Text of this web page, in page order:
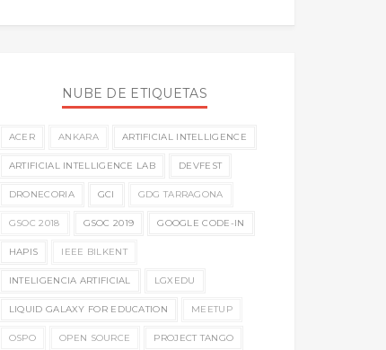
NUBE DE ETIQUETAS
ACER ANKARA ARTIFICIAL INTELLIGENCE
ARTIFICIAL INTELLIGENCE LAB DEVFEST
DRONECORIA GCI GDG TARRAGONA
GSOC 2018 GSOC 2019 GOOGLE CODE-IN
HAPIS IEEE BILKENT
INTELIGENCIA ARTIFICIAL LGXEDU
LIQUID GALAXY FOR EDUCATION MEETUP
OSPO OPEN SOURCE PROJECT TANGO